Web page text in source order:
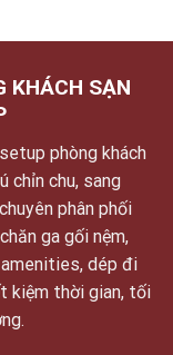
KHÁCH SẠN
phòng khách
chỉn chu, sang
phân phối
ga gối nệm,
dép đi
thời gian, tối